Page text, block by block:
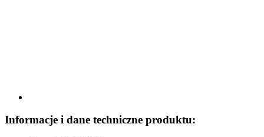
Informacje i dane techniczne produktu: